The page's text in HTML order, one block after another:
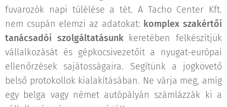
fuvarozók napi túlélése a tét. A Tacho Center Kft.
nem csupán elemzi az adatokat: komplex szakértői
tanácsadói szolgáltatásunkkeretében felkészítjük
vállalkozását és gépkocsivezetőit a nyugat-európai
ellenőrzések sajátosságaira. Segítünk a jogkövető
belső protokollok kialakításában. Ne várja meg, amíg
egy belga vagy német autópályán számlázzák ki a